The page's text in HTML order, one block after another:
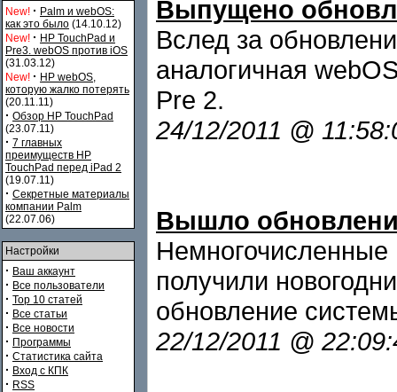
New! · Palm и webOS:
как это было (14.10.12)
New! · HP TouchPad и
Pre3. webOS против iOS
(31.03.12)
New! · HP webOS,
которую жалко потерять
(20.11.11)
· Обзор HP TouchPad
(23.07.11)
· 7 главных
преимуществ HP
TouchPad перед iPad 2
(19.07.11)
· Секретные материалы
компании Palm
(22.07.06)
Настройки
· Ваш аккаунт
· Все пользователи
· Top 10 статей
· Все статьи
· Все новости
· Программы
· Статистика сайта
· Вход с КПК
· RSS
Выпущено
Вслед за
аналогичная
Pre 2.
24/12/2011 @
Вышло
Немногочисленные
получили
обновление
22/12/2011 @